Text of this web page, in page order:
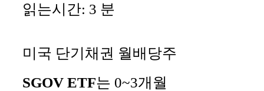
읽는시간: 3 분
미국 단기채권 월배당주
SGOV ETF는 0~3개월